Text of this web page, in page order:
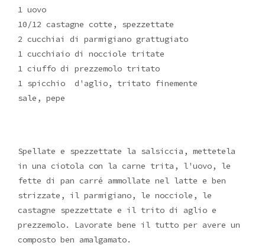
1 uovo
10/12 castagne cotte, spezzettate
2 cucchiai di parmigiano grattugiato
1 cucchiaio di nocciole tritate
1 ciuffo di prezzemolo tritato
1 spicchio d'aglio, tritato finemente
sale, pepe
Spellate e spezzettate la salsiccia, mettetela
in una ciotola con la carne trita, l'uovo, le
fette di pan carré ammollate nel latte e ben
strizzate, il parmigiano, le nocciole, le
castagne spezzettate e il trito di aglio e
prezzemolo. Lavorate bene il tutto per avere un
composto ben amalgamato.